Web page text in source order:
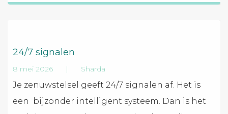
24/7 signalen
8 mei 2026 | Sharda
Je zenuwstelsel geeft 24/7 signalen af. Het is
een bijzonder intelligent systeem. Dan is het